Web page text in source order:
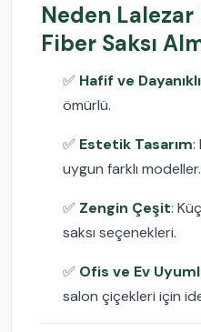
Neden
Fiber Saksı
✅ Hafif ve Dayanıklı
ömürlü.
✅ Estetik Tasarım:
uygun farklı modeller.
✅ Zengin Çeşit:
saksı seçenekleri.
✅ Ofis ve Ev
salon çiçekleri için